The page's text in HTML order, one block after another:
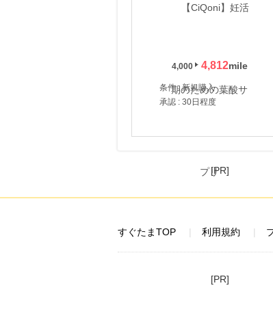
4,000 4,812
条件 : 新規購入
承認 : 30日程度
[PR]
すぐたまTOP 利用規約
[PR]